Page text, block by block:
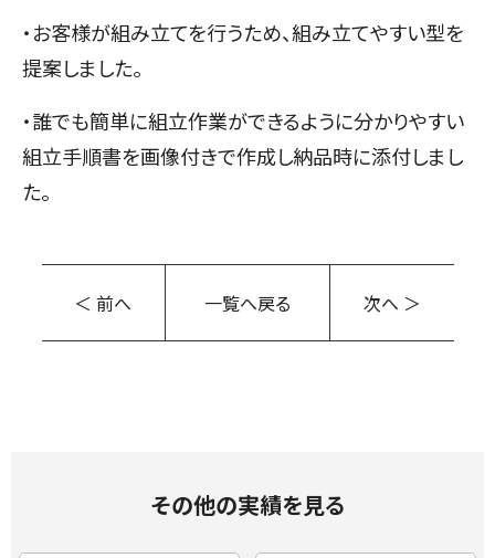
・お客様が組み立てを行うため、組み立てやすい型を
提案しました。
・誰でも簡単に組立作業ができるように分かりやすい
組立手順書を画像付きで作成し納品時に添付しまし
た。
＜ 前へ 一覧へ戻る 次へ ＞
その他の実績を見る